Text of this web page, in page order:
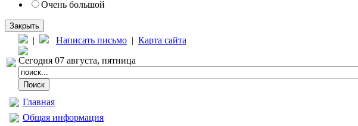
Очень большой
Закрыть
| Написать письмо | Карта сайта
Сегодня 07 августа, пятница
Главная
Общая информация